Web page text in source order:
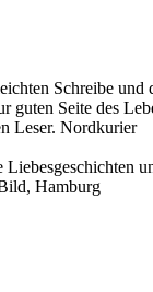
Schreibe und
guten Seite des
Leser. Nordkurier
Hamburg